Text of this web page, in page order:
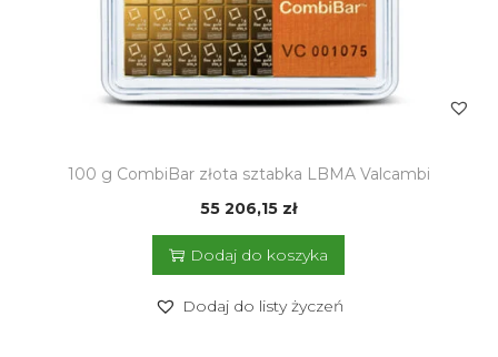
100 g CombiBar złota sztabka LBMA Valcambi
55 206,15 zł
Dodaj do koszyka
Dodaj do listy życzeń